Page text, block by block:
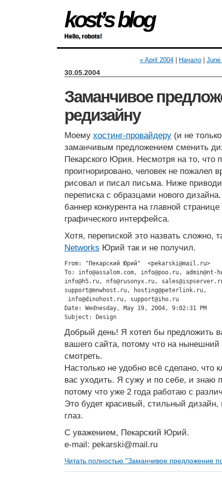
kost’s blog
Hello, robots!
« April 2004 Начало June
30.05.2004
Заманчивое
редизайну
Моему хостинг-провайдеру (и не
заманчивым предложением сменить
Пекарского Юрия. Несмотря на то, что
проигнорировано, человек не пожалел
рисовал и писал письма. Ниже
переписка с образцами нового
баннер конкурента на главной странице
графического интерфейса.
Хотя, перепиской это назвать сложно,
Networks Юрий так и не получил.
From: "Пекарский Юрий"  <pekarski@mail.ru>
To: info@assalom.com, info@poo.ru,
info@h5.ru, nfo@rusonyx.ru,
support@mnwhost.ru, hosting@peterlink.ru,
info@dinohost.ru, support@iho.ru
Date: Wednesday, May 19, 2004, 9:02:31 PM
Subject: Design
Добрый день! Я хотел бы предложить
вашего сайта, потому что на нынешний
смотреть.
Настолько не удобно всё сделано, что
вас уходить. Я сужу и по себе, и знаю
потому что уже 2 года работаю с
Это будет красивый, стильный дизайн,
глаз.
С уважением, Пекарский Юрий.
e-mail: pekarski@mail.ru
Читать полностью "Заманчивое предложение